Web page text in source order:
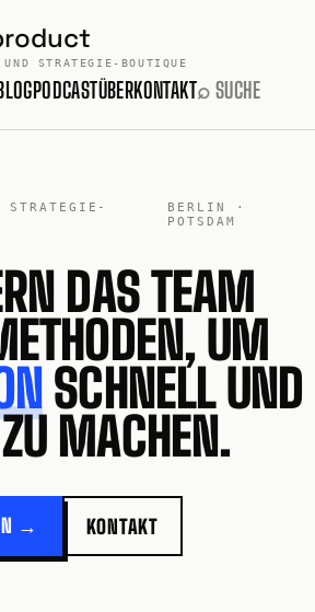
UND STRATEGIE-BOUTIQUE
PODCASTÜBERKONTAKT⌕ SUCHE
STRATEGIE-
BERLIN ·
POTSDAM
DAS TEAM
UM
SCHNELL UND
MACHEN.
→ KONTAKT